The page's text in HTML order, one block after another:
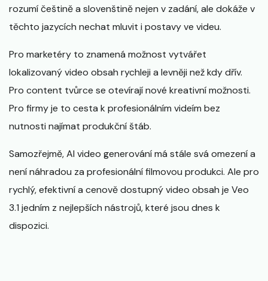
rozumí češtině a slovenštině nejen v zadání, ale dokáže v
těchto jazycích nechat mluvit i postavy ve videu.
Pro marketéry to znamená možnost vytvářet
lokalizovaný video obsah rychleji a levněji než kdy dřív.
Pro content tvůrce se otevírají nové kreativní možnosti.
Pro firmy je to cesta k profesionálním videím bez
nutnosti najímat produkční štáb.
Samozřejmě, AI video generování má stále svá omezení a
není náhradou za profesionální filmovou produkci. Ale pro
rychlý, efektivní a cenově dostupný video obsah je Veo
3.1 jedním z nejlepších nástrojů, které jsou dnes k
dispozici.